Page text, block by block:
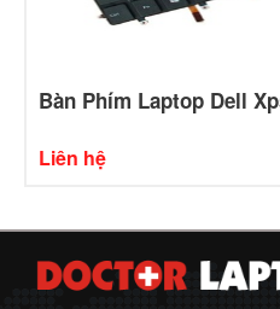
Bàn Phím Laptop Dell
Liên hệ